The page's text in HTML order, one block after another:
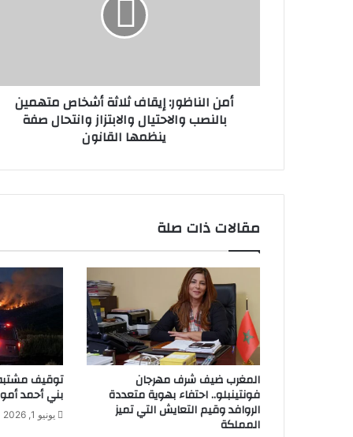
والابتزاز
وانتحالأمن الناظور: إيقاف ثلاثة أشخاص متهمين
بالنصب والاحتيال والابتزاز وانتحال صفة
ينظمها القانون
مقالات ذات صلة
المغرب ضيف شرف مهرجان
فونتينبلو.. احتفاء بهوية متعددة
الروافد وقيم التعايش التي تميز
المملكة
توقيف
بني أحمد
يونيو 1, 2026